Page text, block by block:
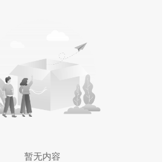
暂无内容